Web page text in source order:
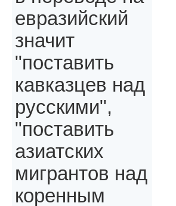
евразийский
значит
"поставить
кавказцев над
русскими",
"поставить
азиатских
мигрантов над
коренным